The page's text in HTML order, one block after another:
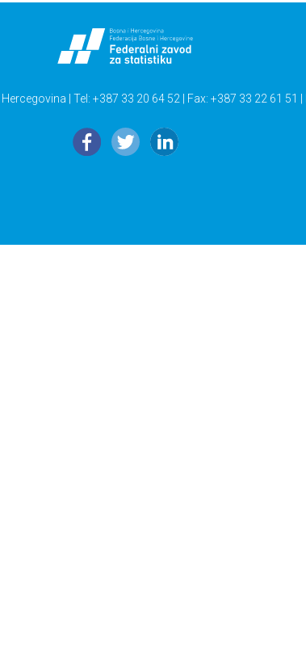
| Tel: +387 33 20 64 52 | Fax: +387 33 22 61 51 |